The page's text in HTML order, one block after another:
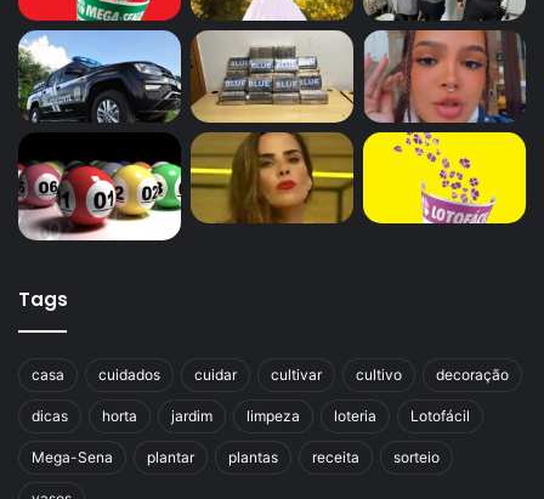
Tags
casa cuidados cuidar cultivar cultivo decoração
dicas horta jardim limpeza loteria Lotofácil
Mega-Sena plantar plantas receita sorteio